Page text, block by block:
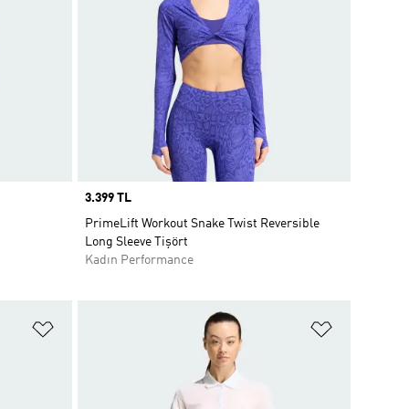
Price
3.399 TL
PrimeLift Workout Snake Twist Reversible
Long Sleeve Tişört
Kadın Performance